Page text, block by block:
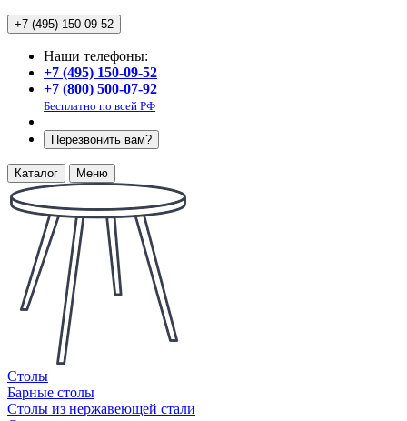
+7 (495) 150-09-52
Наши телефоны:
+7 (495) 150-09-52
+7 (800) 500-07-92
Бесплатно по всей РФ
Перезвонить вам?
Каталог Меню
Столы
Барные столы
Столы из нержавеющей стали